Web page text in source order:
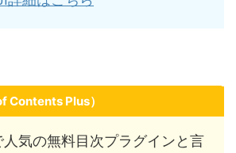
Contents Plus）
人気の無料目次プラグインと言